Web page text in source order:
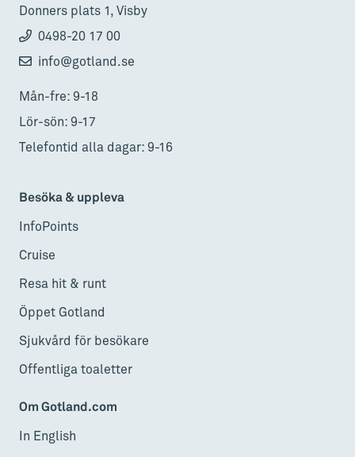
Donners plats 1, Visby
0498-20 17 00
info@gotland.se
Mån-fre: 9-18
Lör-sön: 9-17
Telefontid alla dagar: 9-16
Besöka & uppleva
InfoPoints
Cruise
Resa hit & runt
Öppet Gotland
Sjukvård för besökare
Offentliga toaletter
Om Gotland.com
In English